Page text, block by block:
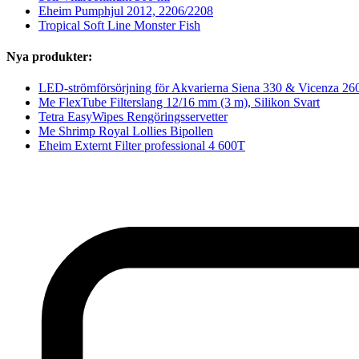
Eheim Pumphjul 2012, 2206/2208
Tropical Soft Line Monster Fish
Nya produkter:
LED-strömförsörjning för Akvarierna Siena 330 & Vicenza
Me FlexTube Filterslang 12/16 mm (3 m), Silikon Svart
Tetra EasyWipes Rengöringsservetter
Me Shrimp Royal Lollies Bipollen
Eheim Externt Filter professional 4 600T